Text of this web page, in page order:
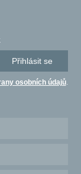
Přihlásit se
osobních údajů.